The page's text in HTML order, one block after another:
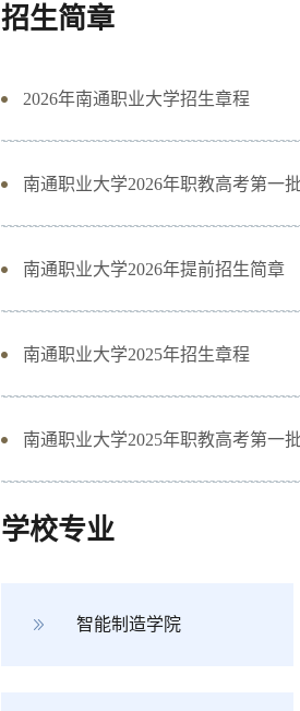
招生简章
2026年南通职业大学招生章程
南通职业大学2026年职教高考第一
南通职业大学2026年提前招生简章
南通职业大学2025年招生章程
南通职业大学2025年职教高考第一
学校专业
智能制造学院